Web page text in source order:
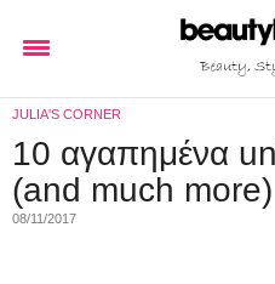
JULIA'S CORNER
10 αγαπημένα
(and much more)
08/11/2017